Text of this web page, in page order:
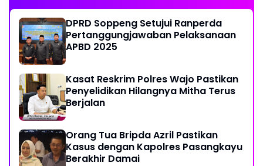
DPRD Soppeng Setujui Ranperda
Pertanggungjawaban Pelaksanaan
APBD 2025
Kasat Reskrim Polres Wajo Pastikan
Penyelidikan Hilangnya Mitha Terus
Berjalan
Orang Tua Bripda Azril Pastikan
Kasus dengan Kapolres Pasangkayu
Berakhir Damai